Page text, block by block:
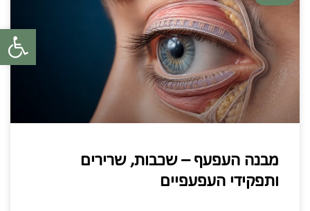
פתח
מבנה העפעף – שכבות, שרירים
ותפקידי העפעפיים